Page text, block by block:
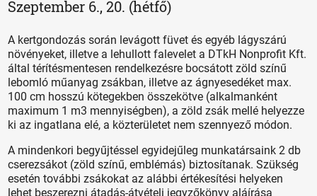
Szeptember 6., 20. (hétfő)
A kertgondozás során levágott füvet és egyéb lágyszárú
növényeket, illetve a lehullott falevelet a DTkH Nonprofit Kft.
által térítésmentesen rendelkezésre bocsátott zöld színű
lebomló műanyag zsákban, illetve az ágnyesedéket max.
100 cm hosszú kötegekben összekötve (alkalmanként
maximum 1 m3 mennyiségben), a zöld zsák mellé helyezze
ki az ingatlana elé, a közterületet nem szennyező módon.
A mindenkori begyűjtéssel egyidejűleg munkatársaink 2 db
cserezsákot (zöld színű, emblémás) biztosítanak. Szükség
esetén további zsákokat az alábbi értékesítési helyeken
lehet beszerezni átadás-átvételi jegyzőkönyv aláírása